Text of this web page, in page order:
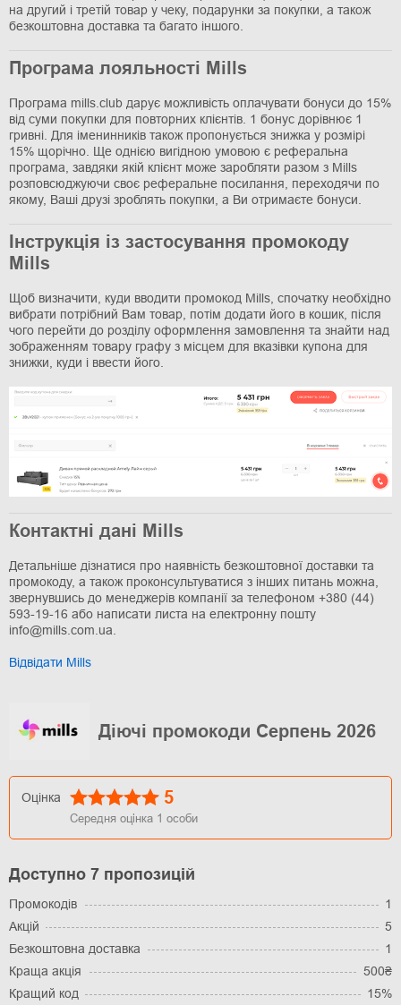
на другий і третій товар у чеку, подарунки за покупки, а також
безкоштовна доставка та багато іншого.
Програма лояльності Mills
Програма mills.club дарує можливість оплачувати бонуси до 15%
від суми покупки для повторних клієнтів. 1 бонус дорівнює 1
гривні. Для іменинників також пропонується знижка у розмірі
15% щорічно. Ще однією вигідною умовою є реферальна
програма, завдяки якій клієнт може заробляти разом з Mills
розповсюджуючи своє реферальне посилання, переходячи по
якому, Ваші друзі зроблять покупки, а Ви отримаєте бонуси.
Інструкція із застосування промокоду
Mills
Щоб визначити, куди вводити промокод Mills, спочатку необхідно
вибрати потрібний Вам товар, потім додати його в кошик, після
чого перейти до розділу оформлення замовлення та знайти над
зображенням товару графу з місцем для вказівки купона для
знижки, куди і ввести його.
Контактні дані Mills
Детальніше дізнатися про наявність безкоштовної доставки та
промокоду, а також проконсультуватися з інших питань можна,
звернувшись до менеджерів компанії за телефоном +380 (44)
593-19-16 або написати листа на електронну пошту
info@mills.com.ua.
Відвідати Mills
Діючі промокоди Серпень 2026
Оцінка 5
Середня оцінка 1 особи
Доступно 7 пропозицій
Промокодів
1
Акцій
5
Безкоштовна доставка
1
Краща акція
500₴
Кращий код
15%